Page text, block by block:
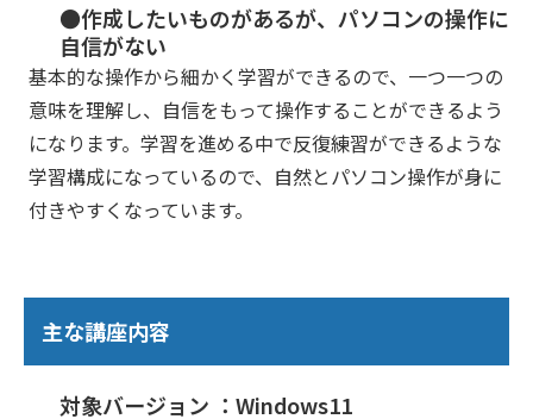
●作成したいものがあるが、パソコンの操作に
自信がない
基本的な操作から細かく学習ができるので、一つ一つの
意味を理解し、自信をもって操作することができるよう
になります。学習を進める中で反復練習ができるような
学習構成になっているので、自然とパソコン操作が身に
付きやすくなっています。
主な講座内容
対象バージョン ：Windows11